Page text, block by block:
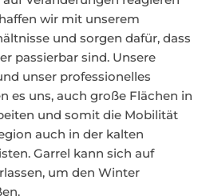
wir mit unserem
und sorgen dafür, dass
passierbar sind. Unsere
unser professionelles
es uns, auch große Flächen in
und somit die Mobilität
auch in der kalten
Garrel kann sich auf
um den Winter